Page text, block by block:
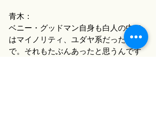
青木：
ベニー・グッドマン自身も白人の中で
はマイノリティ、ユダヤ系だったの
で。それもたぶんあったと思うんです